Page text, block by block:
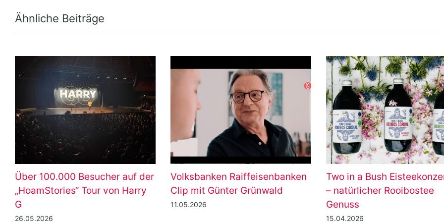
Ähnliche Beiträge
Über 100.000 Besucher auf der
„HoamStories“ Tour von Harry
G
26.05.2026
Volksbanken Raiffeisenbanken
Clip mit Günter Grünwald
11.05.2026
Two in a Bush
– natürlicher Rooibostee
Genuss
15.04.2026